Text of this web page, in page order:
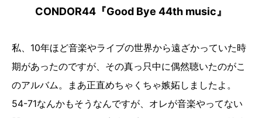
CONDOR44『Good Bye 44th music』
私、10年ほど音楽やライブの世界から遠ざかっていた時
期があったのですが、その真っ只中に偶然聴いたのがこ
のアルバム。まあ正直めちゃくちゃ嫉妬しましたよ。
54-71なんかもそうなんですが、オレが音楽やってない